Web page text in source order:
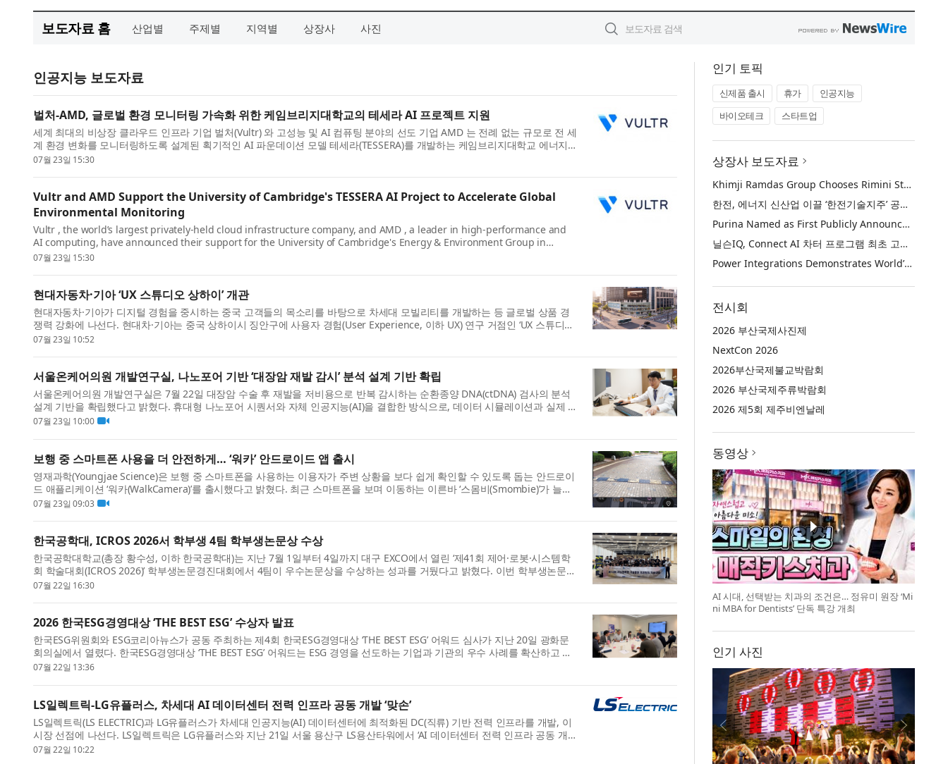
보도자료 홈 산업별 주제별 지역별 상장사 사진
인공지능 보도자료
벌처-AMD, 글로벌 환경 모니터링 가속화 위한 케임브리지대학교의 테세라 AI 프로젝트 지원
세계 최대의 비상장 클라우드 인프라 기업 벌처(Vultr) 와 고성능 및 AI 컴퓨팅 분야의 선도 기업 AMD 는 전례 없는 규모로 전 세
계 환경 변화를 모니터링하도록 설계된 획기적인 AI 파운데이션 모델 테세라(TESSERA)를 개발하는 케임브리지대학교 에너지·
환경 그룹...
07월 23일 15:30
Vultr and AMD Support the University of Cambridge's TESSERA AI Project to Accelerate Global
Environmental Monitoring
Vultr , the world’s largest privately-held cloud infrastructure company, and AMD , a leader in high-performance and
AI computing, have announced their support for the University of Cambridge's Energy & Environment Group in
developing TESSERA, a gr...
07월 23일 15:30
현대자동차·기아 ‘UX 스튜디오 상하이’ 개관
현대자동차·기아가 디지털 경험을 중시하는 중국 고객들의 목소리를 바탕으로 차세대 모빌리티를 개발하는 등 글로벌 상품 경
쟁력 강화에 나선다. 현대차·기아는 중국 상하이시 징안구에 사용자 경험(User Experience, 이하 UX) 연구 거점인 ‘UX 스튜디오
상하이(UX ...
07월 23일 10:52
서울온케어의원 개발연구실, 나노포어 기반 ‘대장암 재발 감시’ 분석 설계 기반 확립
서울온케어의원 개발연구실은 7월 22일 대장암 수술 후 재발을 저비용으로 반복 감시하는 순환종양 DNA(ctDNA) 검사의 분석
설계 기반을 확립했다고 밝혔다. 휴대형 나노포어 시퀀서와 자체 인공지능(AI)을 결합한 방식으로, 데이터 시뮬레이션과 실제 혈
장 검체로 ...
07월 23일 10:00
보행 중 스마트폰 사용을 더 안전하게… ‘워카’ 안드로이드 앱 출시
영재과학(Youngjae Science)은 보행 중 스마트폰을 사용하는 이용자가 주변 상황을 보다 쉽게 확인할 수 있도록 돕는 안드로이
드 애플리케이션 ‘워카(WalkCamera)’를 출시했다고 밝혔다. 최근 스마트폰을 보며 이동하는 이른바 ‘스몸비(Smombie)’가 늘어
나면서 기둥,...
07월 23일 09:03
한국공학대, ICROS 2026서 학부생 4팀 학부생논문상 수상
한국공학대학교(총장 황수성, 이하 한국공학대)는 지난 7월 1일부터 4일까지 대구 EXCO에서 열린 ‘제41회 제어·로봇·시스템학
회 학술대회(ICROS 2026)’ 학부생논문경진대회에서 4팀이 우수논문상을 수상하는 성과를 거뒀다고 밝혔다. 이번 학부생논문경
진대회에는 전...
07월 22일 16:30
2026 한국ESG경영대상 ‘THE BEST ESG’ 수상자 발표
한국ESG위원회와 ESG코리아뉴스가 공동 주최하는 제4회 한국ESG경영대상 ‘THE BEST ESG’ 어워드 심사가 지난 20일 광화문
회의실에서 열렸다. 한국ESG경영대상 ‘THE BEST ESG’ 어워드는 ESG 경영을 선도하는 기업과 기관의 우수 사례를 확산하고 지
속가능한 경영문화...
07월 22일 13:36
LS일렉트릭-LG유플러스, 차세대 AI 데이터센터 전력 인프라 공동 개발 ‘맞손’
LS일렉트릭(LS ELECTRIC)과 LG유플러스가 차세대 인공지능(AI) 데이터센터에 최적화된 DC(직류) 기반 전력 인프라를 개발, 이
시장 선점에 나선다. LS일렉트릭은 LG유플러스와 지난 21일 서울 용산구 LS용산타워에서 ‘AI 데이터센터 전력 인프라 공동 개발
및 경쟁력...
07월 22일 10:22
인기 토픽
신제품 출시 휴가
인공지능
바이오테크
스타트업
상장사 보도자료
Khimji Ramdas Group Chooses Rimini Street to Reduce SAP Support Costs, Protect 700+ Customizations and Reinvest Savings in Innovation
한전, 에너지 신산업 이끌 ‘한전기술지주’ 공식 출범
Purina Named as First Publicly Announced NIQ ConnectAI Charter Client
닐슨IQ, Connect AI 차터 프로그램 최초 고객사 ‘퓨리나’ 선정
Power Integrations Demonstrates World’s First 2200 V GaN Technology for Next-Era High-Voltage Power Systems
전시회
2026 부산국제사진제
NextCon 2026
2026부산국제불교박람회
2026 부산국제주류박람회
2026 제5회 제주비엔날레
동영상
AI 시대, 선택받는 치과의 조건은… 정유미 원장 ‘Mi
ni MBA for Dentists’ 단독 특강 개최
인기 사진